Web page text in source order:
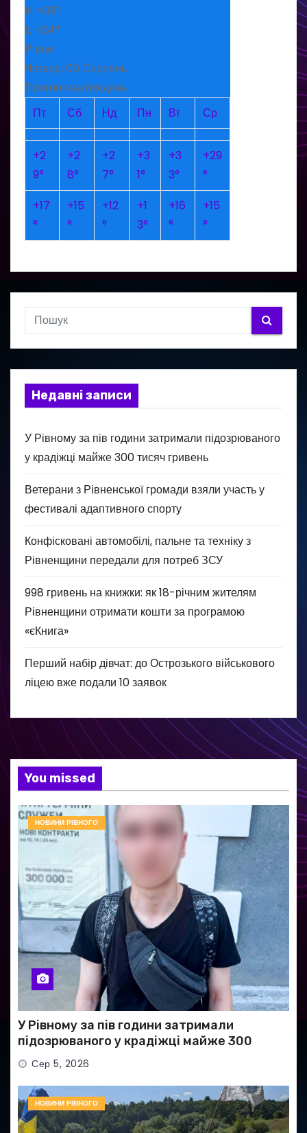
H: +39°
L: +24°
Рівне
Четвер, 06 Серпень
Прогноз на тиждень
Пт
Сб Нд Пн Вт Ср
+2
9°
+2
8°
+2
7°
+3
1°
+3
3°
+29
°
+17
°
+15
°
+12
°
+1
3°
+16
°
+15
°
Недавні записи
У Рівному за пів години затримали підозрюваного
у крадіжці майже 300 тисяч гривень
Ветерани з Рівненської громади взяли участь у
фестивалі адаптивного спорту
Конфісковані автомобілі, пальне та техніку з
Рівненщини передали для потреб ЗСУ
998 гривень на книжки: як 18-річним жителям
Рівненщини отримати кошти за програмою
«єКнига»
Перший набір дівчат: до Острозького військового
ліцею вже подали 10 заявок
You missed
НОВИНИ РІВНОГО
У Рівному за пів години затримали
підозрюваного у крадіжці майже 300
тисяч гривень
Сер 5, 2026
НОВИНИ РІВНОГО